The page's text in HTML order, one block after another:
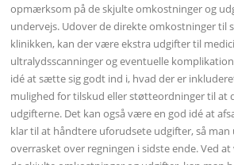
opmærksom på de skjulte omkostninger og
undervejs. Udover de direkte omkostninger til
klinikken, kan der være ekstra udgifter til
ultralydsscanninger og eventuelle
idé at sætte sig godt ind i, hvad der er
mulighed for tilskud eller støtteordninger til at
udgifterne. Det kan også være en god idé at
klar til at håndtere uforudsete udgifter, så man
overrasket over regningen i sidste ende. Ved